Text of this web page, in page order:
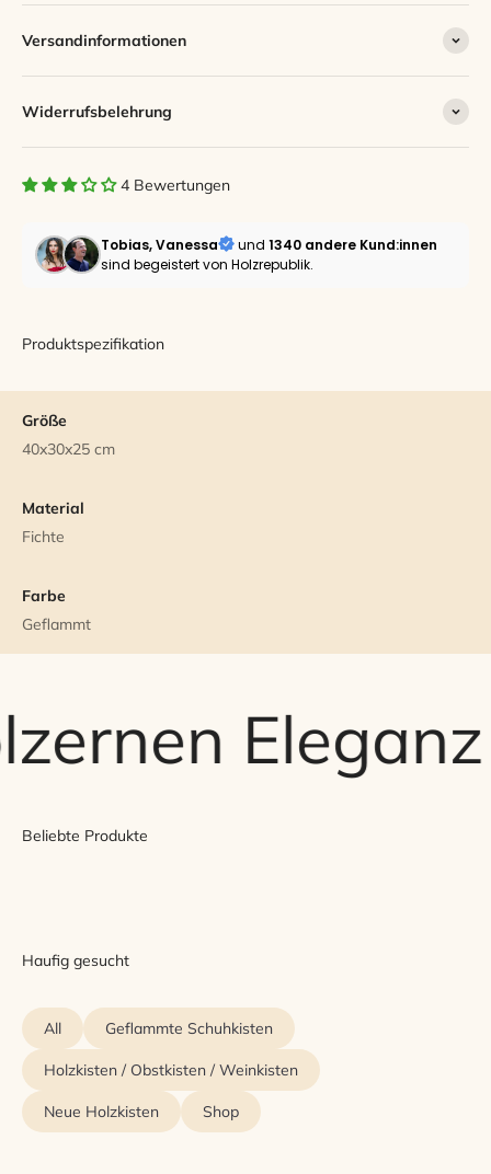
Versandinformationen
Widerrufsbelehrung
4 Bewertungen
Tobias, Vanessa und 1340 andere Kund:innen
sind begeistert von Holzrepublik.
Produktspezifikation
Größe
40x30x25 cm
Material
Fichte
Farbe
Geflammt
Eleganz
Beliebte Produkte
Haufig gesucht
All Geflammte Schuhkisten
Holzkisten / Obstkisten / Weinkisten
Neue Holzkisten Shop